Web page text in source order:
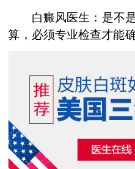
白癜风医生：是不是
算，必须专业检查才能确